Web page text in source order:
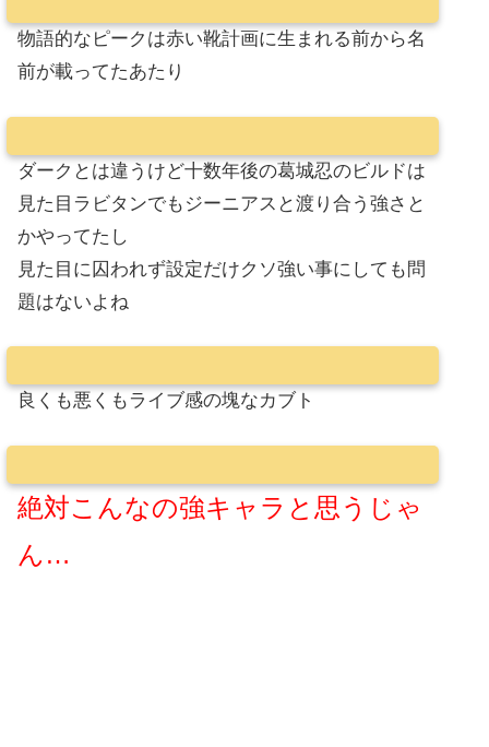
物語的なピークは赤い靴計画に生まれる前から名
前が載ってたあたり
ダークとは違うけど十数年後の葛城忍のビルドは
見た目ラビタンでもジーニアスと渡り合う強さと
かやってたし
見た目に囚われず設定だけクソ強い事にしても問
題はないよね
良くも悪くもライブ感の塊なカブト
絶対こんなの強キャラと思うじゃ
ん…